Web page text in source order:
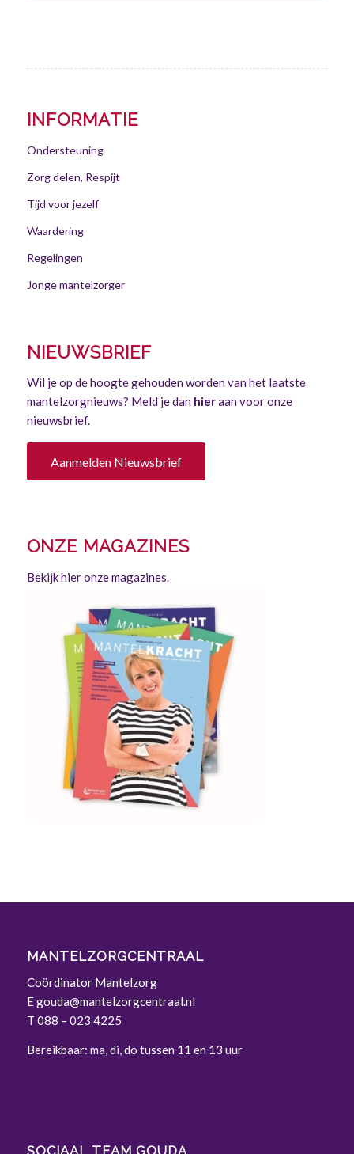
INFORMATIE
Ondersteuning
Zorg delen, Respijt
Tijd voor jezelf
Waardering
Regelingen
Jonge mantelzorger
NIEUWSBRIEF
Wil je op de hoogte gehouden worden van het laatste
mantelzorgnieuws? Meld je dan hieraan voor onze
nieuwsbrief.
Aanmelden Nieuwsbrief
ONZE MAGAZINES
Bekijk hier onze magazines.
MANTELZORGCENTRAAL
Coördinator Mantelzorg
Egouda@mantelzorgcentraal.nl
T 088 – 023 4225
Bereikbaar: ma, di, do tussen 11 en 13 uur
SOCIAAL TEAM GOUDA